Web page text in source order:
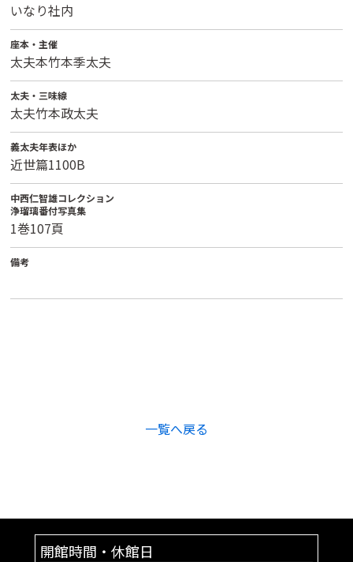
いなり社内
座本・主催
太夫本竹本季太夫
太夫・三味線
太夫竹本政太夫
義太夫年表ほか
近世篇1100B
中西仁智雄コレクション
浄瑠璃番付写真集
1巻107頁
備考
一覧へ戻る
開館時間・休館日